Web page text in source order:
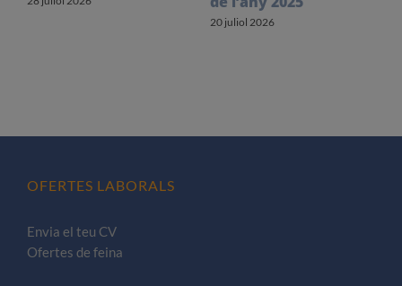
20 juliol 2026
OFERTES LABORALS
Envia el teu CV
Ofertes de feina